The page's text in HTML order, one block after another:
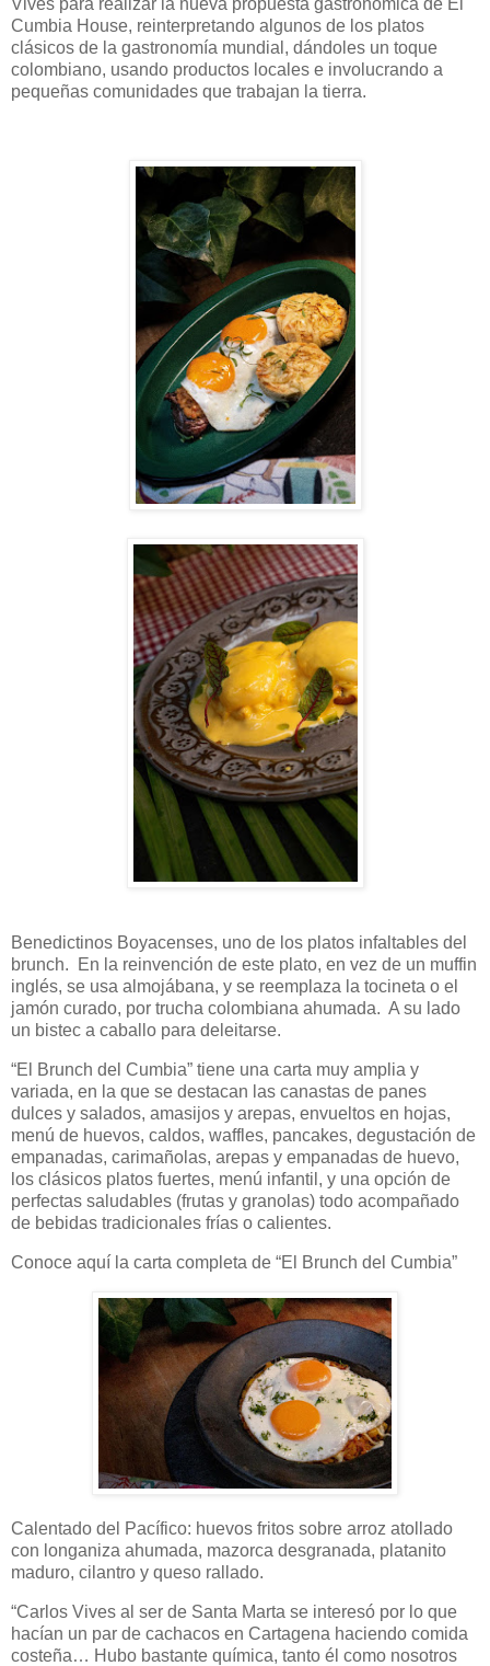
Vives para realizar la nueva propuesta gastronómica de El
Cumbia House, reinterpretando algunos de los platos
clásicos de la gastronomía mundial, dándoles un toque
colombiano, usando productos locales e involucrando a
pequeñas comunidades que trabajan la tierra.
Benedictinos Boyacenses, uno de los platos infaltables del
brunch. En la reinvención de este plato, en vez de un muffin
inglés, se usa almojábana, y se reemplaza la tocineta o el
jamón curado, por trucha colombiana ahumada. A su lado
un bistec a caballo para deleitarse.
“El Brunch del Cumbia” tiene una carta muy amplia y
variada, en la que se destacan las canastas de panes
dulces y salados, amasijos y arepas, envueltos en hojas,
menú de huevos, caldos, waffles, pancakes, degustación de
empanadas, carimañolas, arepas y empanadas de huevo,
los clásicos platos fuertes, menú infantil, y una opción de
perfectas saludables (frutas y granolas) todo acompañado
de bebidas tradicionales frías o calientes.
Conoce aquí la carta completa de “El Brunch del Cumbia”
Calentado del Pacífico: huevos fritos sobre arroz atollado
con longaniza ahumada, mazorca desgranada, platanito
maduro, cilantro y queso rallado.
“Carlos Vives al ser de Santa Marta se interesó por lo que
hacían un par de cachacos en Cartagena haciendo comida
costeña… Hubo bastante química, tanto él como nosotros